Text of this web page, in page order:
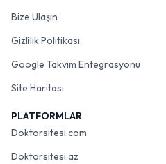
Bize Ulaşın
Gizlilik Politikası
Google Takvim Entegrasyonu
Site Haritası
PLATFORMLAR
Doktorsitesi.com
Doktorsitesi.az